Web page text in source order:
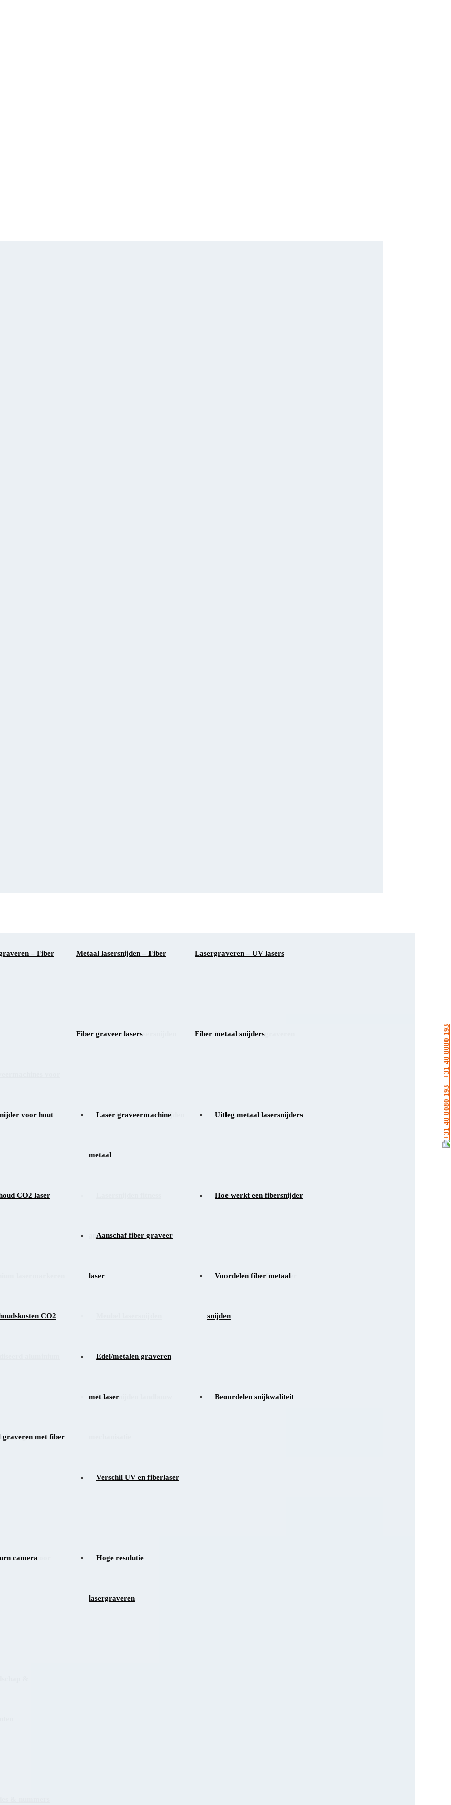
+31 40 8080 193
– Fiber
lasergraveren
aluminium
lasergraveren in
voor
Metaal lasersnijden – Fiber
Automotive lasersnijden
Profiel en buis lasersnijden
apparatuur
Lasersnijden landbouw
Lasergraveren – UV lasers
Kunststof lasergraveren
Glas lasergraveren
PCBs lasergraveren
Verschil UV & fiberlaser
voor hout
CO2 laser
CO2
graveren met fiber
camera
Fiber graveer lasers
Laser graveermachine
metaal
Aanschaf fiber graveer
laser
Edel/metalen graveren
met laser
Verschil UV en fiberlaser
Hoge resolutie
lasergraveren
Fiber metaal snijders
Uitleg metaal lasersnijders
Hoe werkt een fibersnijder
Voordelen fiber metaal
snijden
Beoordelen snijkwaliteit